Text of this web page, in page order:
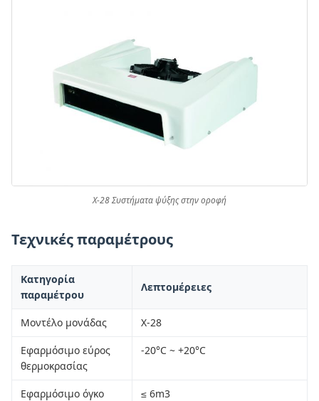
X-28 Συστήματα ψύξης στην οροφή
Τεχνικές παραμέτρους
Κατηγορία
παραμέτρου
Λεπτομέρειες
Μοντέλο μονάδας Χ-28
Εφαρμόσιμο εύρος
θερμοκρασίας
-20°C ~ +20°C
Εφαρμόσιμο όγκο
≤ 6m3